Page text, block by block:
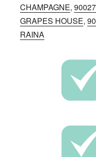
CHAMPAGNE,
GRAPES HOUSE,
RAINA